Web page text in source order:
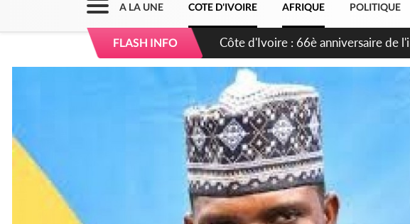
A LA UNE COTE D'IVOIRE AFRIQUE POLITIQUE
FLASH INFO
Côte d'Ivoire : À Abidjan, Amadou
développement de la Guinée